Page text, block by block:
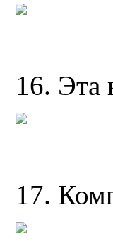
16. Эта
17.